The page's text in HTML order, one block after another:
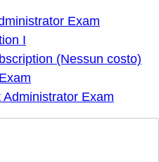
Exam
I
(Nessun costo)
Exam